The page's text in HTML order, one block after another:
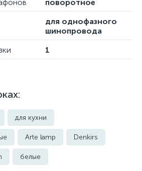
поворотное
для однофазного
шинопровода
1
для кухни
Arte lamp Denkirs
белые